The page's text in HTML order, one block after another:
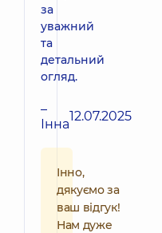
за
уважний
та
детальний
огляд.
–
Інна12.07.2025
Інно,
дякуємо за
ваш відгук!
Нам дуже